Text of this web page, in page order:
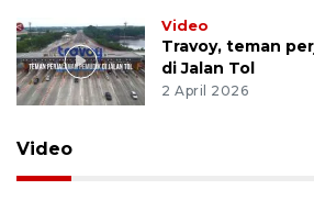
Video
Travoy, teman
di Jalan Tol
2 April 2026
Video